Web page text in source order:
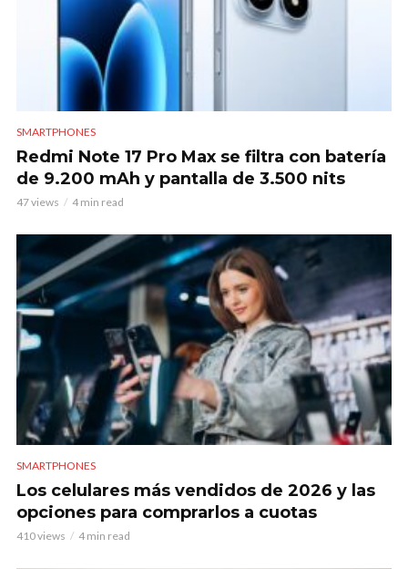
SMARTPHONES
Redmi Note 17 Pro Max se filtra con batería
de 9.200 mAh y pantalla de 3.500 nits
47 views 4 min read
SMARTPHONES
Los celulares más vendidos de 2026 y las
opciones para comprarlos a cuotas
410 views 4 min read